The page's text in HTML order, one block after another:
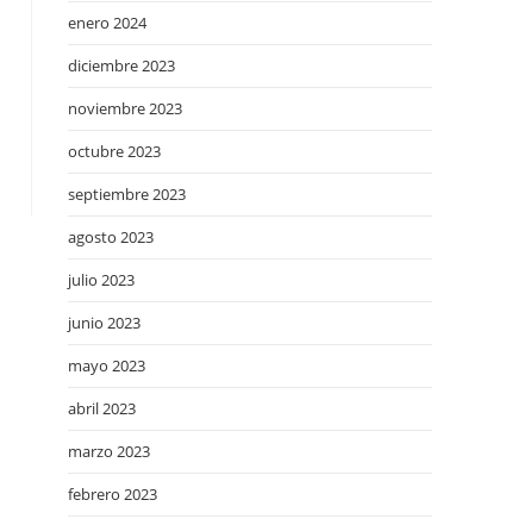
enero 2024
diciembre 2023
noviembre 2023
octubre 2023
septiembre 2023
agosto 2023
julio 2023
junio 2023
mayo 2023
abril 2023
marzo 2023
febrero 2023